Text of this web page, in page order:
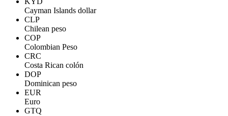
Cayman Islands dollar
CLP
Chilean peso
COP
Colombian Peso
CRC
Costa Rican colón
DOP
Dominican peso
EUR
Euro
GTQ